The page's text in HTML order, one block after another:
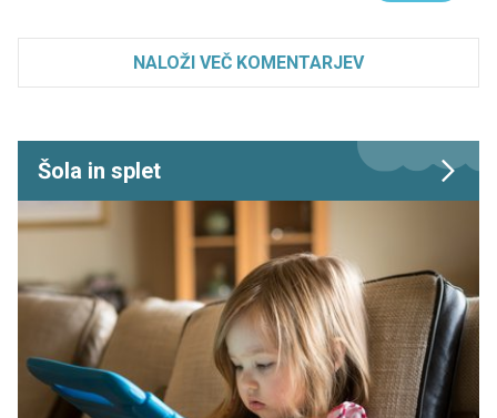
NALOŽI VEČ KOMENTARJEV
Šola in splet